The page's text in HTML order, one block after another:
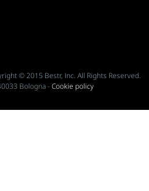
© 2015 Bestr, Inc. All Rights Reserved.
Bologna -Cookie policy